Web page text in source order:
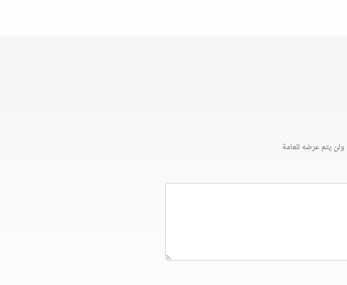
يتم عرضه للعامة